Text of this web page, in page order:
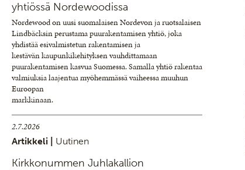
yhtiössä Nordewoodissa
Nordewood on uusi suomalaisen Nordevon ja ruotsalaisen
Lindbäcksin perustama puurakentamisen yhtiö, joka
yhdistää esivalmistetun rakentamisen ja
kestävän kaupunkikehityksen vauhdittamaan
puurakentamisen kasvua Suomessa. Samalla yhtiö rakentaa
valmiuksia laajentua myöhemmässä vaiheessa muuhun
Euroopan
markkinaan.
2.7.2026
Artikkeli | Uutinen
Kirkkonummen Juhlakallion